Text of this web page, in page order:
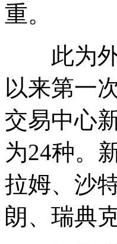
重。
此为外
以来第一
交易中心
为24种。
拉姆、沙
朗、瑞典